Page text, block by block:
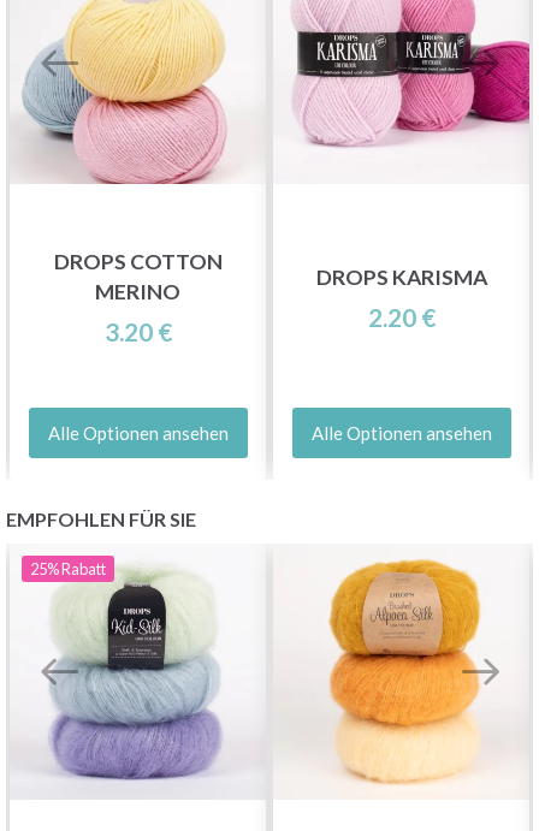
DROPS COTTON
MERINO
3.20 €
Alle Optionen ansehen
DROPS KARISMA
2.20 €
Alle Optionen ansehen
EMPFOHLEN FÜR SIE
25%Rabatt